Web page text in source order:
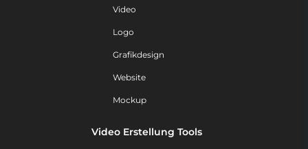
Video
Logo
Grafikdesign
Website
Mockup
Video Erstellung Tools